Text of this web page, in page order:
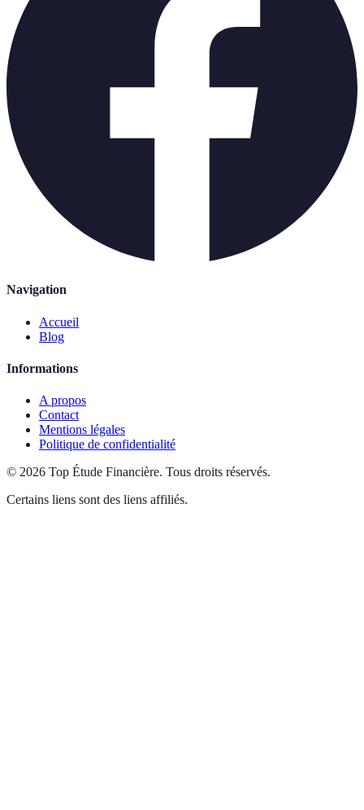
Navigation
Accueil
Blog
Informations
A propos
Contact
Mentions légales
Politique de confidentialité
© 2026 Top Étude Financière. Tous droits réservés.
Certains liens sont des liens affiliés.